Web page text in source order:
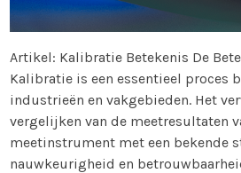
Artikel: Kalibratie Betekenis De
Kalibratie is een essentieel proces
industrieën en vakgebieden. Het
vergelijken van de meetresultaten
meetinstrument met een bekende
nauwkeurigheid en